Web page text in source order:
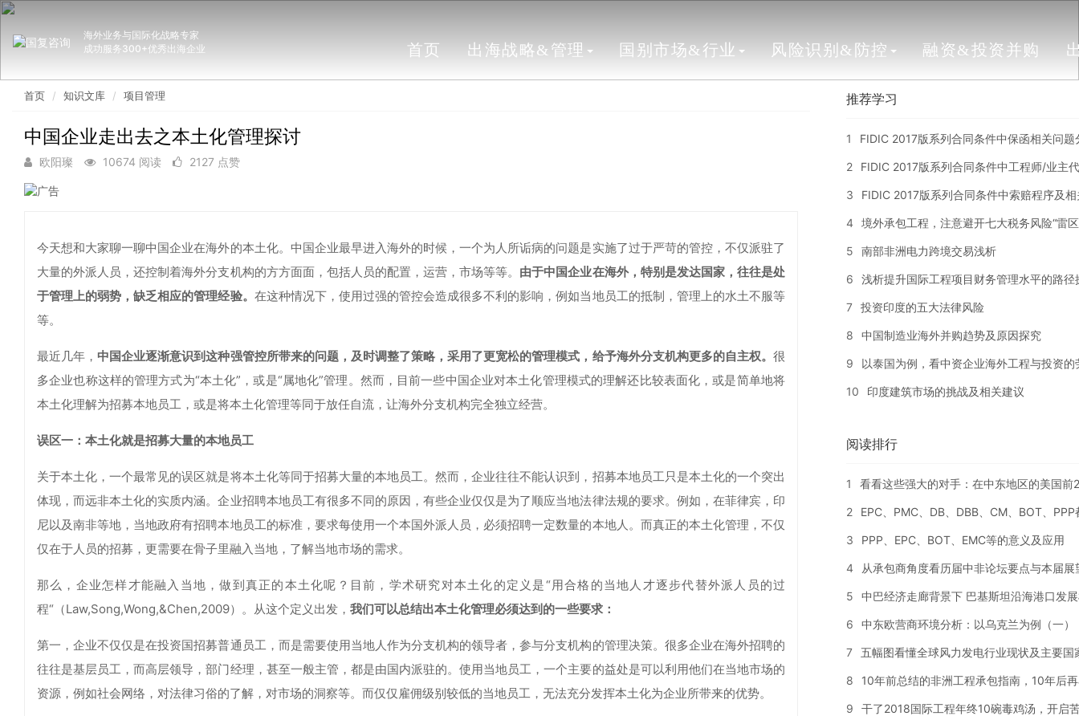
海外业务与国际化战略专家
成功服务300+优秀出海企业
首页 出海战略&管理 国别市场&行业 风险识别&防控 融资&投资并购
首页 知识文库 项目管理
中国企业走出去之本土化管理探讨
欧阳璨 10674 阅读 2127 点赞
今天想和大家聊一聊中国企业在海外的本土化。中国企业最早进入海外的时候，一个为人所诟病的问题是实施了过于严苛的管控，不仅派驻了
大量的外派人员，还控制着海外分支机构的方方面面，包括人员的配置，运营，市场等等。 由于中国企业在海外，特别是发达国家，往往是处
于管理上的弱势，缺乏相应的管理经验。 在这种情况下，使用过强的管控会造成很多不利的影响，例如当地员工的抵制，管理上的水土不服等
等。
最近几年，中国企业逐渐意识到这种强管控所带来的问题，及时调整了策略，采用了更宽松的管理模式，给予海外分支机构更多的自主权。很
多企业也称这样的管理方式为“本土化”，或是“属地化”管理。然而，目前一些中国企业对本土化管理模式的理解还比较表面化，或是简单地将
本土化理解为招募本地员工，或是将本土化管理等同于放任自流，让海外分支机构完全独立经营。
误区一：本土化就是招募大量的本地员工
关于本土化，一个最常见的误区就是将本土化等同于招募大量的本地员工。然而，企业往往不能认识到，招募本地员工只是本土化的一个突出
体现，而远非本土化的实质内涵。企业招聘本地员工有很多不同的原因，有些企业仅仅是为了顺应当地法律法规的要求。例如，在菲律宾，印
尼以及南非等地，当地政府有招聘本地员工的标准，要求每使用一个本国外派人员，必须招聘一定数量的本地人。而真正的本土化管理，不仅
仅在于人员的招募，更需要在骨子里融入当地，了解当地市场的需求。
那么，企业怎样才能融入当地，做到真正的本土化呢？目前，学术研究对本土化的定义是“用合格的当地人才逐步代替外派人员的过
程“（Law,Song,Wong,&Chen,2009）。从这个定义出发， 我们可以总结出本土化管理必须达到的一些要求：
第一，企业不仅仅是在投资国招募普通员工，而是需要使用当地人作为分支机构的领导者，参与分支机构的管理决策。很多企业在海外招聘的
往往是基层员工，而高层领导，部门经理，甚至一般主管，都是由国内派驻的。使用当地员工，一个主要的益处是可以利用他们在当地市场的
资源，例如社会网络，对法律习俗的了解，对市场的洞察等。而仅仅雇佣级别较低的当地员工，无法充分发挥本土化为企业所带来的优势。
推荐学习
1 FIDIC 2017版系列合同条件中保函相关问题
2 FIDIC 2017版系列合同条件中工程师/业主
3 FIDIC 2017版系列合同条件中索赔程序及
4 境外承包工程，注意避开七大税务风险“雷区
5 南部非洲电力跨境交易浅析
6 浅析提升国际工程项目财务管理水平的路径
7 投资印度的五大法律风险
8 中国制造业海外并购趋势及原因探究
9 以泰国为例，看中资企业海外工程与投资
10 印度建筑市场的挑战及相关建议
阅读排行
1 看看这些强大的对手：在中东地区的美国前
2 EPC、PMC、DB、DBB、CM、BOT、PPP
3 PPP、EPC、BOT、EMC等的意义及应用
4 从承包商角度看历届中非论坛要点与本届展
5 中巴经济走廊背景下 巴基斯坦沿海港口发
6 中东欧营商环境分析：以乌克兰为例（一）
7 五幅图看懂全球风力发电行业现状及主要国
8 10年前总结的非洲工程承包指南，10年后
9 干了2018国际工程年终10碗毒鸡汤，开启